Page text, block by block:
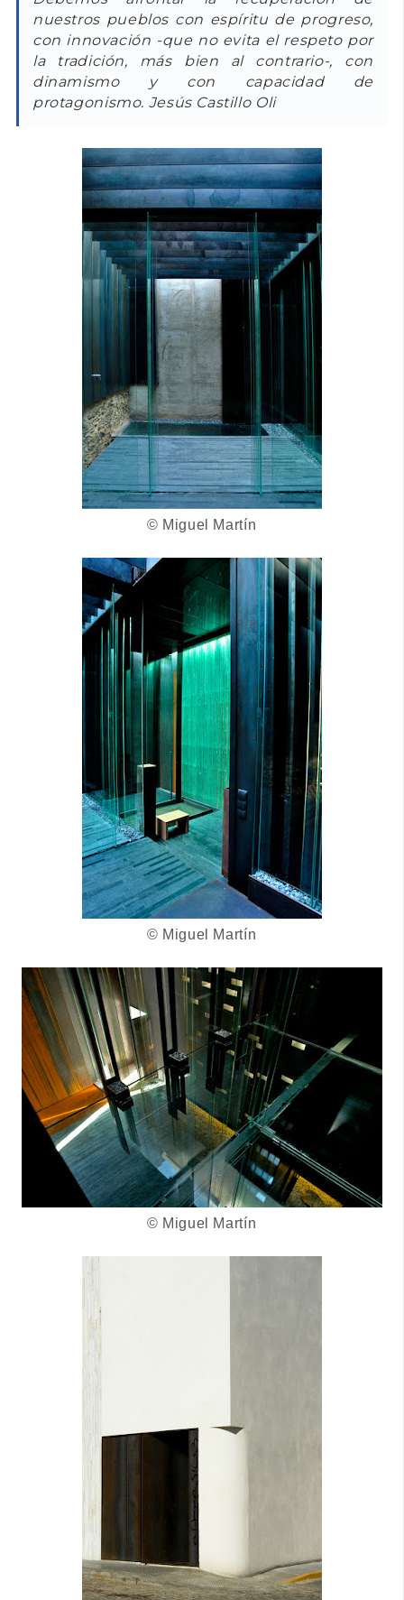
nuestros pueblos con espíritu de progreso,
con innovación -que no evita el respeto por
la tradición, más bien al contrario-, con
dinamismo y con capacidad de
protagonismo. Jesús Castillo Oli
© Miguel Martín
© Miguel Martín
© Miguel Martín